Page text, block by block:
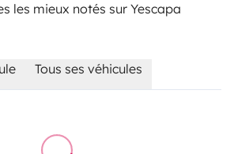
les mieux notés sur Yescapa
Tous ses véhicules